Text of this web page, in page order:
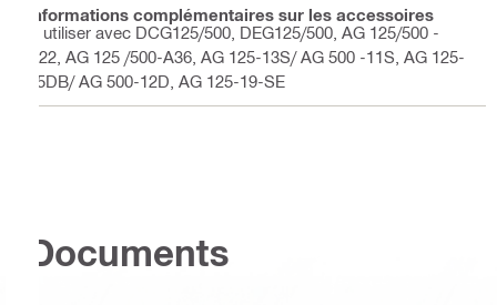
Informations complémentaires sur les accessoires
A utiliser avec DCG125/500, DEG125/500, AG 125/500 -
A22, AG 125 /500-A36, AG 125-13S/ AG 500 -11S, AG 125-
15DB/ AG 500-12D, AG 125-19-SE
Documents